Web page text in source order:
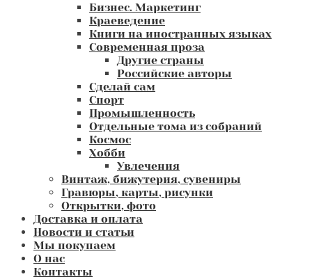
Бизнес. Маркетинг
Краеведение
Книги на иностранных языках
Современная проза
Другие страны
Российские авторы
Сделай сам
Спорт
Промышленность
Отдельные тома из собраний
Космос
Хобби
Увлечения
Винтаж, бижутерия, сувениры
Гравюры, карты, рисунки
Открытки, фото
Доставка и оплата
Новости и статьи
Мы покупаем
О нас
Контакты